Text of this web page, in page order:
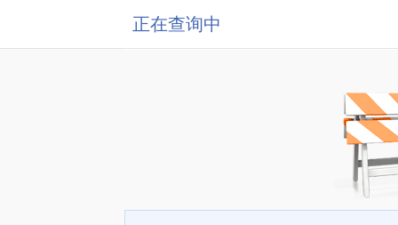
正在查询中